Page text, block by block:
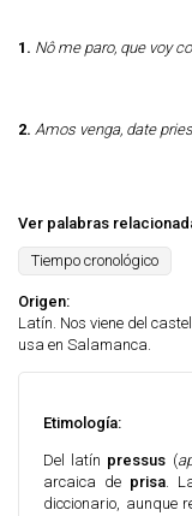
1. Nô me paro, que voy
2. Amos venga, date
Ver palabras
Tiempo cronológico
Origen:
Latín. Nos viene del
usa en Salamanca.
Etimología:
Del latín pressus (
arcaica de prisa.
diccionario, aunque